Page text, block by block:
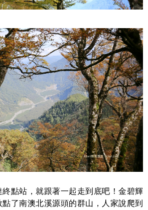
點站，就跟著一起走到底吧！金碧輝
了南澳北溪源頭的群山，人家說爬到